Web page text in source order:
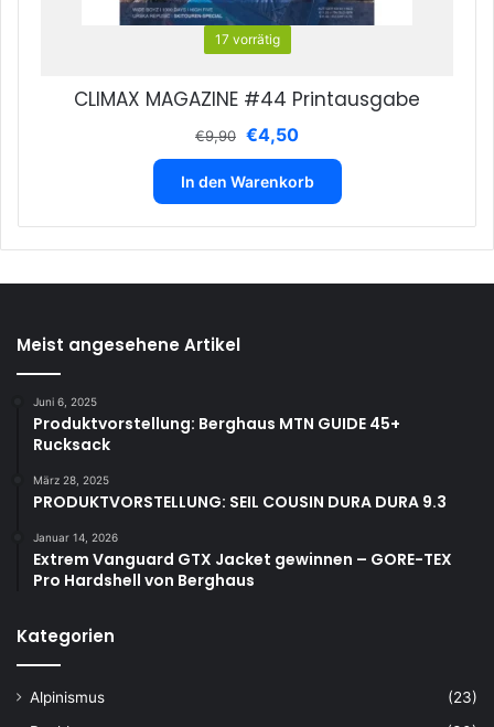
17 vorrätig
CLIMAX MAGAZINE #44 Printausgabe
€9,90 Ursprünglicher
Preis
war:
€9,90
€4,50Aktueller
Preis
ist:
€4,50.
In den Warenkorb
Meist angesehene Artikel
Juni 6, 2025
Produktvorstellung: Berghaus MTN GUIDE 45+
Rucksack
März 28, 2025
PRODUKTVORSTELLUNG: SEIL COUSIN DURA DURA 9.3
Januar 14, 2026
Extrem Vanguard GTX Jacket gewinnen – GORE-TEX
Pro Hardshell von Berghaus
Kategorien
Alpinismus
(23)